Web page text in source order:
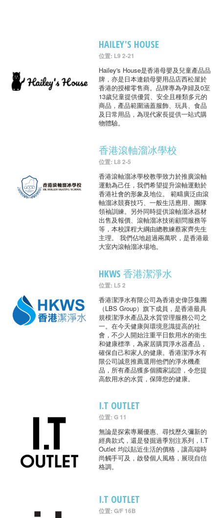
HAILEY'S HOUSE
位置: L9 2-21
Hailey's House是香港母嬰及兒童產品品
牌，亦是日本連鎖母嬰用品店西松屋於
香港的授權零售商。品牌專為孕婦及0至
13歲兒童提供優質、安全且種類多元的
商品，產品範圍涵蓋服飾、玩具、食品
及日常用品，為現代家長提供一站式購
物體驗。
香港滾軸溜冰學校
位置: L8 2-5
香港滾軸溜冰學校教學致力於推廣滾軸
運動為己任，我們希望提升滾軸運動於
香港社會的形象及地位。 範疇廣泛由滾
軸溜冰競賽技巧、一般生活應用、團隊
領袖訓練。另外同時提供滾軸溜冰器材
出售及報價、滾軸溜冰技術顧問服務等
等，本校課程大綱由總教練蔡家齊先生
主理。 我們佔地超過兩萬呎，是香港最
大室內滾軸溜冰場地。
HKWS 香港潔淨水
位置: L5 2
香港潔淨水有限公司為香港史偉莎集團
（LBS Group）旗下成員，是香港最具
規模潔淨水產品及水質管理服務公司之
一。在今天健康與環境意識提高的社
會，不少人開始注重平日飲用水的衛生
和健康標準，為家居購買淨水器產品，
確保自己和家人的健康。香港潔淨水有
限公司誠意推薦選用他們的淨水機產
品，所有產品獲多個國家認證，令您提
高飲用水的水質，保障您的健康。
I.T OUTLET
位置: G 11
無論是探索專屬優惠、尋找歷久彌新的
經典款式，還是發掘過季別注系列，I.T
Outlet 均以貼近生活的價格，讓高端時
尚觸手可及，啟發個人風格，展現自信
格調。
I.T OUTLET
位置: G/F 16B